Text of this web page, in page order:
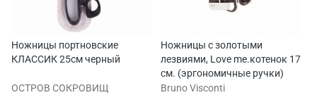
Ножницы портновские
КЛАССИК 25см черный
ОСТРОВ СОКРОВИЩ
Ножницы с золотыми
лезвиями, Love me.котенок 17
см. (эргономичные ручки)
Bruno Visconti